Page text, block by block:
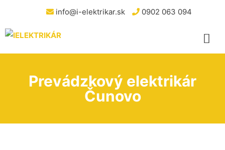
info@i-elektrikar.sk 0902 063 094
Prevádzkový elektrikár
Čunovo